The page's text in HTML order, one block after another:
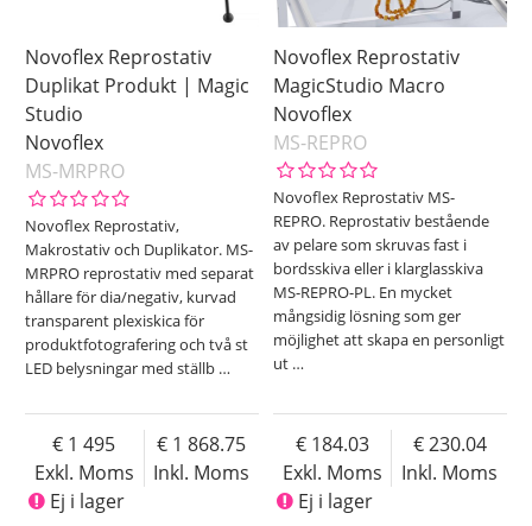
Novoflex Reprostativ
Duplikat Produkt | Magic
Studio
Novoflex
MS-MRPRO
Novoflex Reprostativ,
Makrostativ och Duplikator. MS-
MRPRO reprostativ med separat
hållare för dia/negativ, kurvad
transparent plexiskica för
produktfotografering och två st
LED belysningar med ställb …
Exkl. Moms
1 495
Inkl. Moms
1 868.75
Ej i lager
Novoflex Reprostativ
MagicStudio Macro
Novoflex
MS-REPRO
Novoflex Reprostativ MS-
REPRO. Reprostativ bestående
av pelare som skruvas fast i
bordsskiva eller i klarglasskiva
MS-REPRO-PL. En mycket
mångsidig lösning som ger
möjlighet att skapa en personligt
ut …
Exkl. Moms
184.03
Inkl. Moms
230.04
Ej i lager